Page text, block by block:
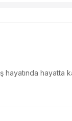
hayatında hayatta